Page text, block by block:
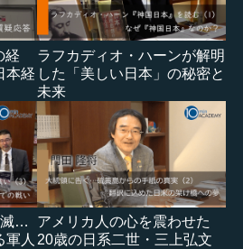
経
本経
ラフカディオ・ハーンが解明
した「美しい日本」の秘密と
未来
滅…
軍人
アメリカ人の心を震わせた
20歳の日系二世・三上弘文